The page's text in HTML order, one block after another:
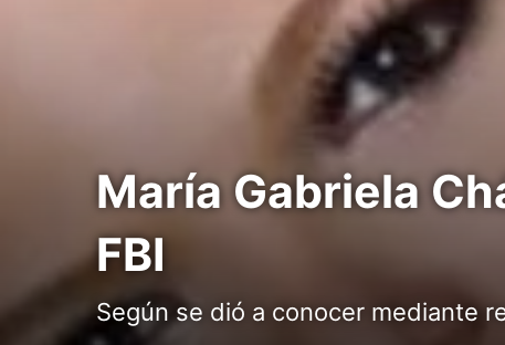
María Gabriela
FBI
Según se dió a conocer mediante